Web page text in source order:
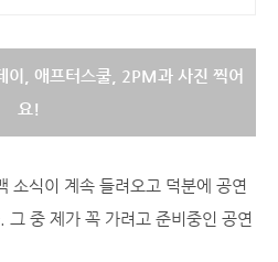
이, 애프터스쿨, 2PM과 사진 찍어
요!
소식이 계속 들려오고 덕분에 공연
그 중 제가 꼭 가려고 준비중인 공연